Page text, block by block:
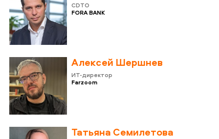
CDTO
FORA BANK
Алексей Шершнев
ИТ-директор
Farzoom
Татьяна Семилетова